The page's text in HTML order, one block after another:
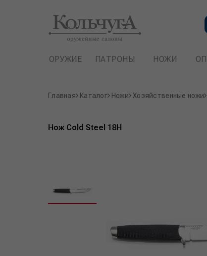
ОРУЖИЕ ПАТРОНЫ НОЖИ
Главная Каталог Ножи Хозяйственные ножи
Нож Cold Steel 18H